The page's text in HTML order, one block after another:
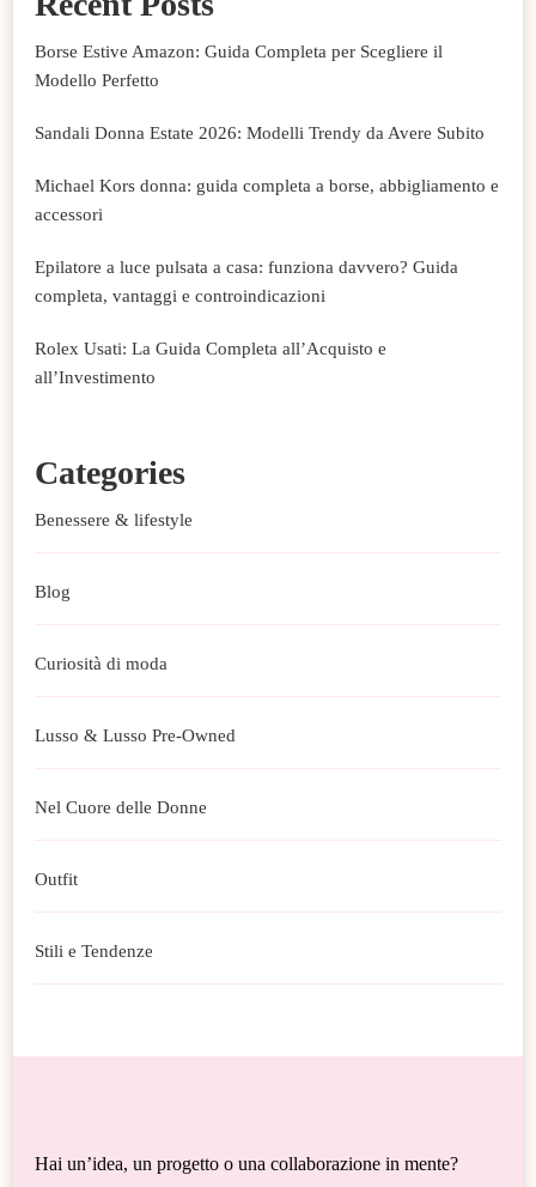
Borse Estive Amazon: Guida Completa per Scegliere il
Modello Perfetto
Sandali Donna Estate 2026: Modelli Trendy da Avere Subito
Michael Kors donna: guida completa a borse, abbigliamento e
accessori
Epilatore a luce pulsata a casa: funziona davvero? Guida
completa, vantaggi e controindicazioni
Rolex Usati: La Guida Completa all’Acquisto e
all’Investimento
Categories
Benessere & lifestyle
Blog
Curiosità di moda
Lusso & Lusso Pre-Owned
Nel Cuore delle Donne
Outfit
Stili e Tendenze
Hai un’idea, un progetto o una collaborazione in mente?